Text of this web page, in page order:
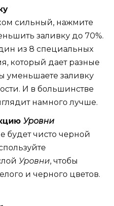
сильный, нажмите
заливку до 70%.
из 8 специальных
который дает разные
уменьшаете заливку
И в большинстве
намного лучше.
Уровни
будет чисто черной
Уровни, чтобы
и черного цветов.